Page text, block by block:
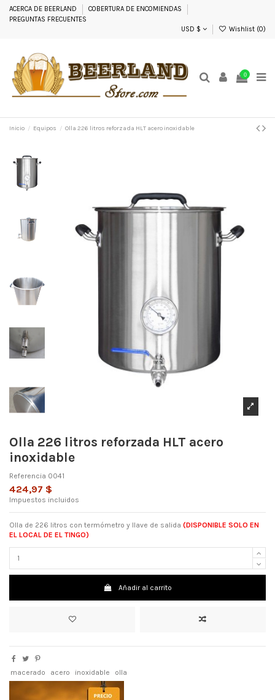
ACERCA DE BEERLAND
COBERTURA DE ENCOMIENDAS
PREGUNTAS FRECUENTES
USD $
Wishlist (0)
0
Inicio Equipos Olla 226 litros reforzada HLT acero inoxidable
Olla 226 litros reforzada HLT acero
inoxidable
Referencia 0041
424,97 $
Impuestos incluidos
Olla de 226 litros con termómetro y llave de salida (DISPONIBLE SOLO EN
EL LOCAL DE EL TINGO)
Añadir al carrito
macerado acero inoxidable olla